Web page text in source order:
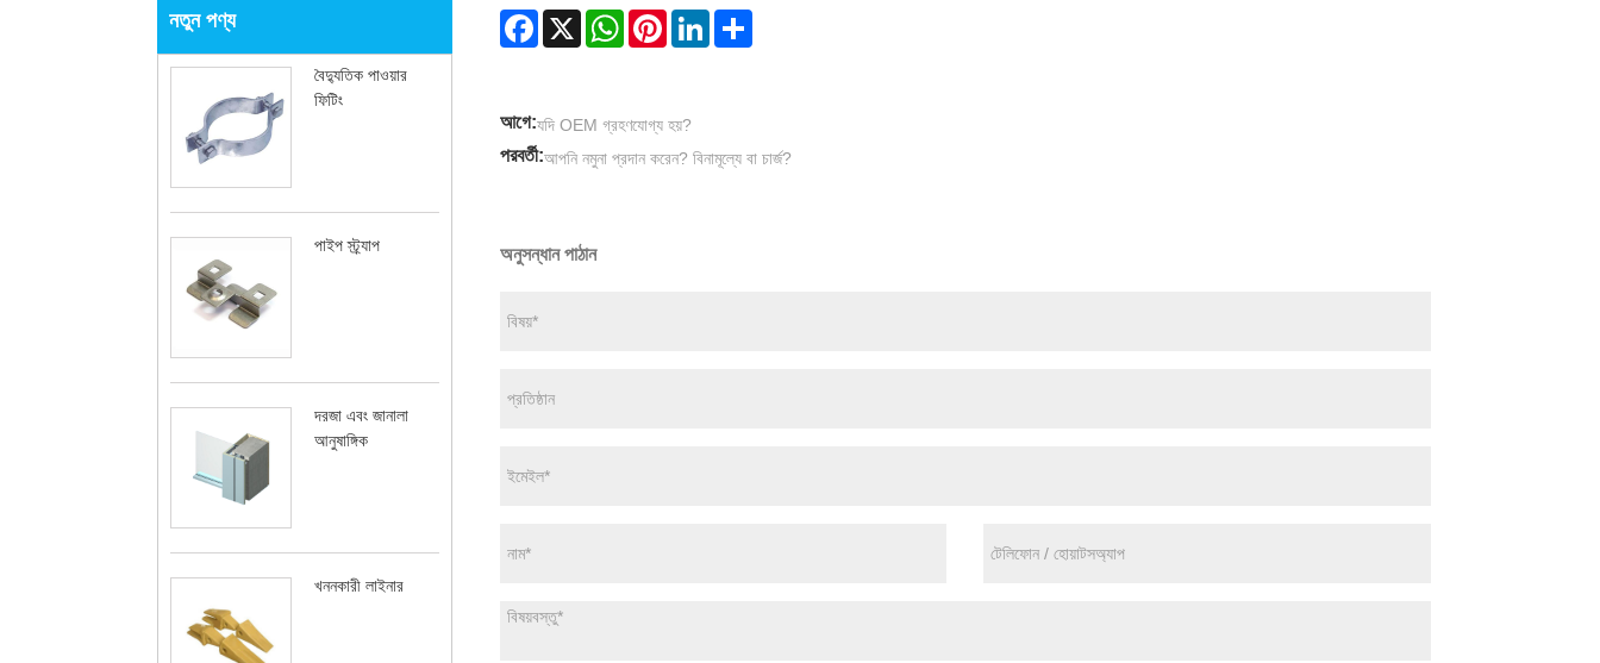
নতুন পণ্য
বৈদ্যুতিক পাওয়ার
ফিটিং
পাইপ স্ট্র্যাপ
দরজা এবং জানালা
আনুষাঙ্গিক
খননকারী লাইনার
Facebook
X WhatsAppPinterestLinkedInShare
আগে:যদি OEM গ্রহণযোগ্য হয়?
পরবর্তী:আপনি নমুনা প্রদান করেন? বিনামূল্যে বা চার্জ?
অনুসন্ধান পাঠান